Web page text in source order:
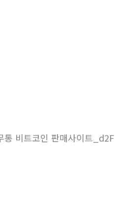
비트코인 판매사이트_d2F